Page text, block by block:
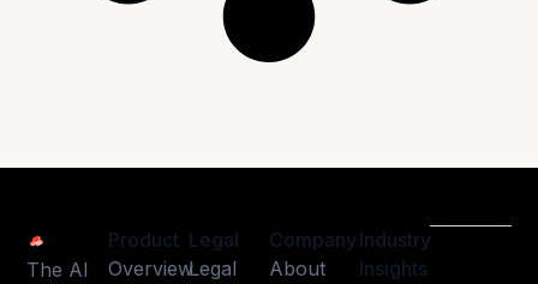
The AI
Product
Overview
Legal
Legal
Company
About
Industry
Insights